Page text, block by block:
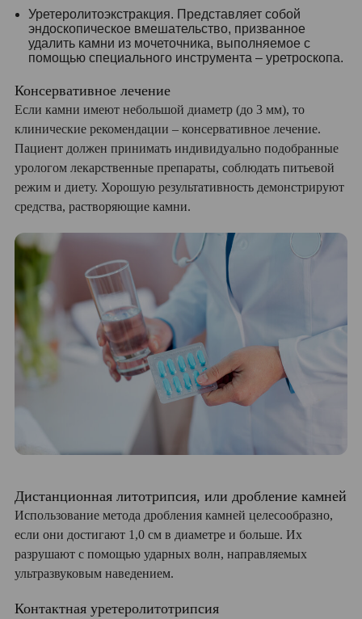
Уретеролитоэкстракция. Представляет собой
эндоскопическое вмешательство, призванное
удалить камни из мочеточника, выполняемое с
помощью специального инструмента – уретроскопа.
Консервативное лечение
Если камни имеют небольшой диаметр (до 3 мм), то
клинические рекомендации – консервативное лечение.
Пациент должен принимать индивидуально подобранные
урологом лекарственные препараты, соблюдать питьевой
режим и диету. Хорошую результативность демонстрируют
средства, растворяющие камни.
Дистанционная литотрипсия, или дробление камней
Использование метода дробления камней целесообразно,
если они достигают 1,0 см в диаметре и больше. Их
разрушают с помощью ударных волн, направляемых
ультразвуковым наведением.
Контактная уретеролитотрипсия